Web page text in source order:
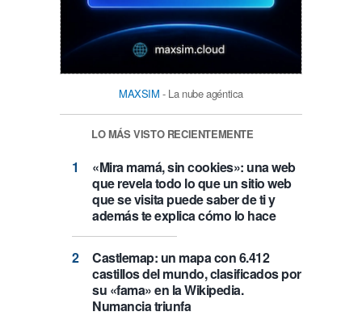
MAXSIM - La nube agéntica
LO MÁS VISTO RECIENTEMENTE
«Mira mamá, sin cookies»: una web
que revela todo lo que un sitio web
que se visita puede saber de ti y
además te explica cómo lo hace
Castlemap: un mapa con 6.412
castillos del mundo, clasificados por
su «fama» en la Wikipedia.
Numancia triunfa